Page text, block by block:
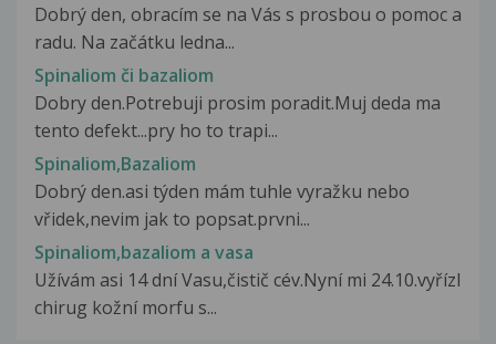
Dobrý den, obracím se na Vás s prosbou o pomoc a
radu. Na začátku ledna...
Spinaliom či bazaliom
Dobry den.Potrebuji prosim poradit.Muj deda ma
tento defekt...pry ho to trapi...
Spinaliom,Bazaliom
Dobrý den.asi týden mám tuhle vyražku nebo
vřidek,nevim jak to popsat.prvni...
Spinaliom,bazaliom a vasa
Užívám asi 14 dní Vasu,čistič cév.Nyní mi 24.10.vyřízl
chirug kožní morfu s...